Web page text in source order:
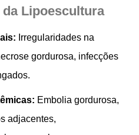
Lipoescultura
Irregularidades na
gordurosa, infecções
Embolia gordurosa,
adjacentes,